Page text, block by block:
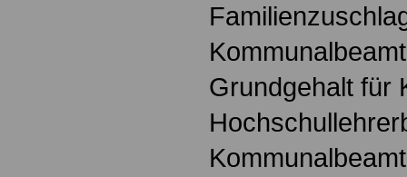
Grundgehalt für